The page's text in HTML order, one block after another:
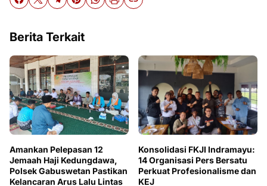
Berita Terkait
Amankan Pelepasan 12
Jemaah Haji Kedungdawa,
Polsek Gabuswetan Pastikan
Kelancaran Arus Lalu Lintas
Konsolidasi FKJI Indramayu:
14 Organisasi Pers Bersatu
Perkuat Profesionalisme dan
KEJ